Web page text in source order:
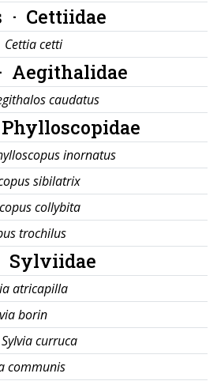
· Cettiidae
Cettia cetti
Aegithalidae
caudatus
Phylloscopidae
inornatus
sibilatrix
collybita
trochilus
Sylviidae
atricapilla
borin
Sylvia curruca
communis